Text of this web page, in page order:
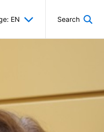
EN Search